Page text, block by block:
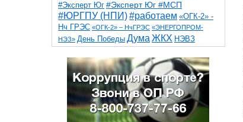
#Эксперт Юг #Эксперт Юг #МСП
#ЮРГПУ (НПИ)#работаем «ОГК-2» -
Нч ГРЭС «ОГК-2» – НчГРЭС «ЭНЕРГОПРОМ-
НЭЗ» День Победы Дума ЖКХ НЭВЗ
НчГРЭС ТНТ
благоустройствоветераны выборы
детидороги казаки коррупция космос
общественная палата парк пожар роща
спорт театр транспорт художники